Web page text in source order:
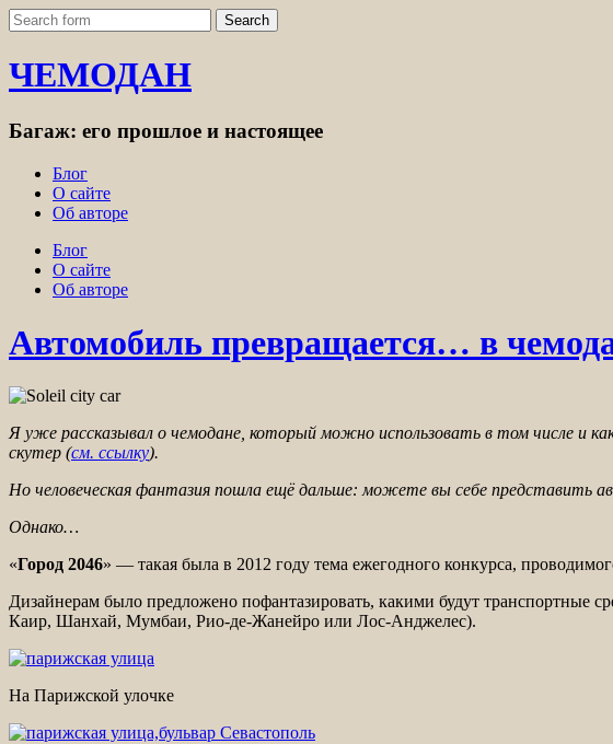
ЧЕМОДАН
Багаж: его прошлое и настоящее
Блог
О сайте
Об авторе
Блог
О сайте
Об авторе
Автомобиль превращается… в
Я уже рассказывал о чемодане, который можно использовать в том числе и
скутер (см. ссылку).
Но человеческая фантазия пошла ещё дальше: можете вы себе представить
Однако…
«Город 2046» — такая была в 2012 году тема ежегодного конкурса,
Дизайнерам было предложено пофантазировать, какими будут транспортные
Каир, Шанхай, Мумбаи, Рио-де-Жанейро или Лос-Анджелес).
На Парижской улочке